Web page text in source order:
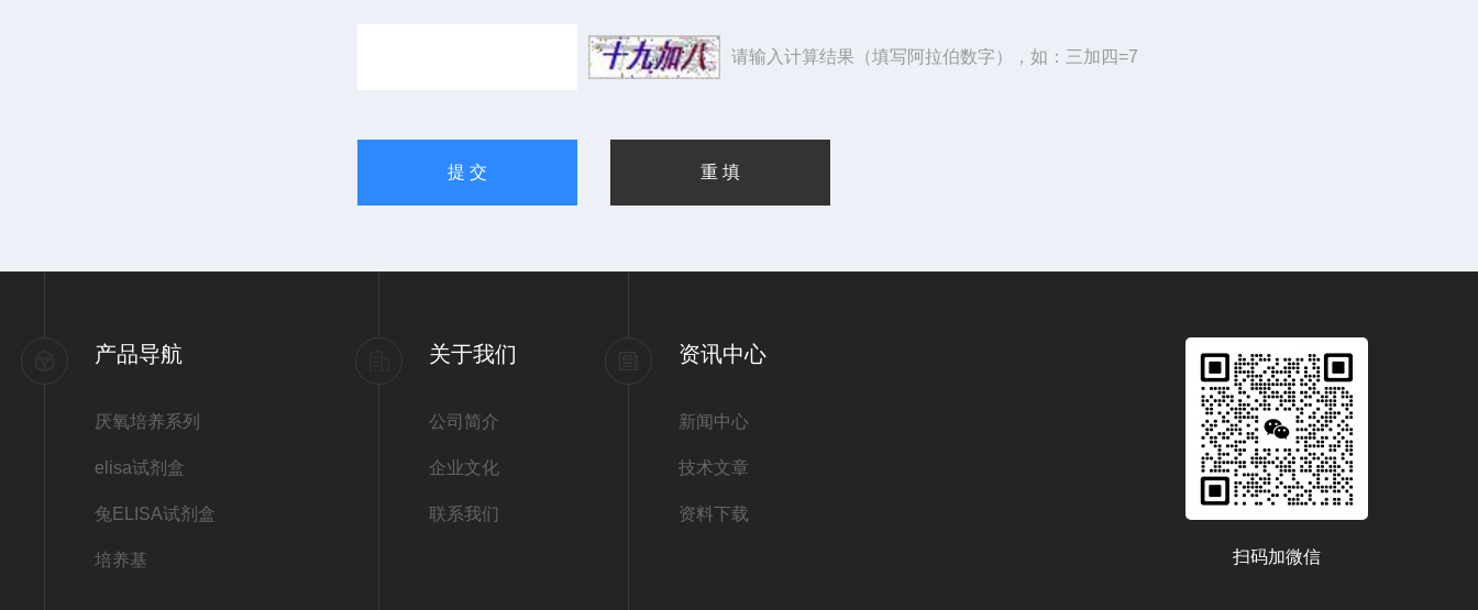
请输入计算结果（填写阿拉伯数字），如：三加四=7
产品导航
厌氧培养系列
elisa试剂盒
兔ELISA试剂盒
培养基
关于我们
公司简介
企业文化
联系我们
资讯中心
新闻中心
技术文章
资料下载
扫码加微信